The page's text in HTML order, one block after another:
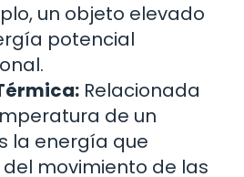
un objeto elevado
potencial
Relacionada
de un
la energía que
movimiento de las